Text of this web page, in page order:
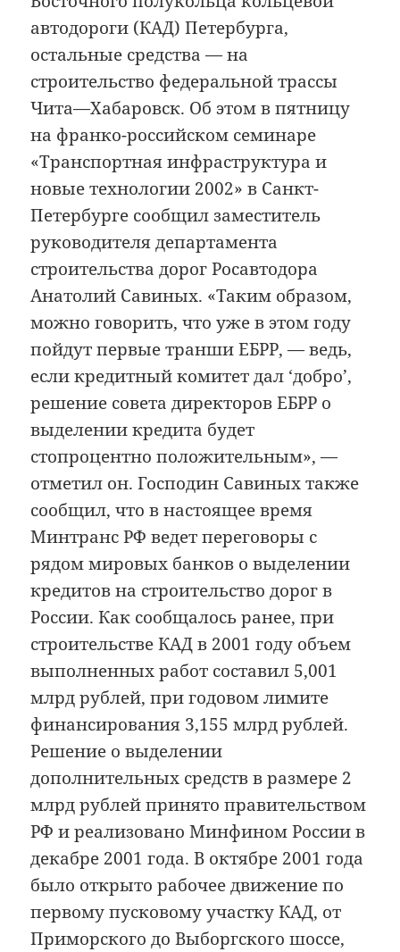
автодороги (КАД) Петербурга,
остальные средства — на
строительство федеральной трассы
Чита—Хабаровск. Об этом в пятницу
на франко-российском семинаре
«Транспортная инфраструктура и
новые технологии 2002» в Санкт-
Петербурге сообщил заместитель
руководителя департамента
строительства дорог Росавтодора
Анатолий Савиных. «Таким образом,
можно говорить, что уже в этом году
пойдут первые транши ЕБРР, — ведь,
если кредитный комитет дал ‘добро’,
решение совета директоров ЕБРР о
выделении кредита будет
стопроцентно положительным», —
отметил он. Господин Савиных также
сообщил, что в настоящее время
Минтранс РФ ведет переговоры с
рядом мировых банков о выделении
кредитов на строительство дорог в
России. Как сообщалось ранее, при
строительстве КАД в 2001 году объем
выполненных работ составил 5,001
млрд рублей, при годовом лимите
финансирования 3,155 млрд рублей.
Решение о выделении
дополнительных средств в размере 2
млрд рублей принято правительством
РФ и реализовано Минфином России в
декабре 2001 года. В октябре 2001 года
было открыто рабочее движение по
первому пусковому участку КАД, от
Приморского до Выборгского шоссе,